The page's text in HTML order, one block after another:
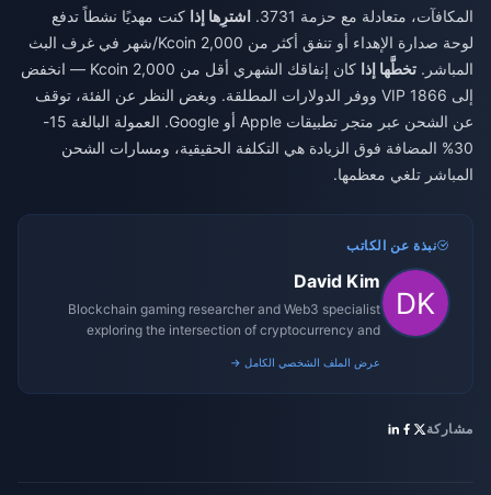
المكافآت، متعادلة مع حزمة 3731.
اشترِها إذا كنت مهديًا نشطاً تدفع
لوحة صدارة الإهداء أو تنفق أكثر من 2,000 Kcoin/شهر في غرف البث
المباشر. تخطَّها إذا
كان إنفاقك الشهري أقل من 2,000 Kcoin — انخفض
إلى 1866 VIP ووفر الدولارات المطلقة. وبغض النظر عن الفئة، توقف
عن الشحن عبر متجر تطبيقات Apple أو Google. العمولة البالغة 15-
30% المضافة فوق الزيادة هي التكلفة الحقيقية، ومسارات الشحن
المباشر تلغي معظمها.
نبذة عن الكاتب
David Kim
Blockchain gaming researcher and Web3 specialist
exploring the intersection of cryptocurrency and
عرض الملف الشخصي الكامل →
مشاركة